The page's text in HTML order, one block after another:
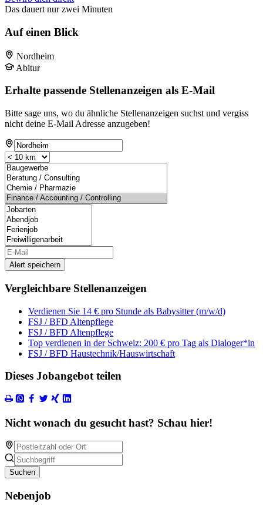
Das dauert nur zwei Minuten
Auf einen Blick
Nordheim
Abitur
Erhalte passende Stellenanzeigen als E-Mail
Bitte sage uns, wo du ähnliche Stellenanzeigen suchst und vergiss
nicht deine E-Mail Adresse anzugeben!
Alert speichern
Vergleichbare Stellenanzeigen
Verdienen Sie 14 € pro Stunde als Babysitter (m/w/d)
FSJ / BFD Altenpflege
FSJ / BFD Altenpflege
Top verdienen in der Schweiz: 200 € pro Tag als Dialoger*in
FSJ / BFD Haustechnik/Hauswirtschaft
Dieses Jobangebot teilen
Nicht wonach du gesucht hast? Schau hier!
Suchen
Nebenjob